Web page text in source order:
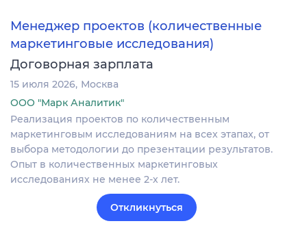
Менеджер проектов (количественные
маркетинговые исследования)
Договорная зарплата
15 июля 2026 Москва
ООО "Марк Аналитик"
Реализация проектов по количественным
маркетинговым исследованиям на всех этапах, от
выбора методологии до презентации результатов.
Опыт в количественных маркетинговых
исследованиях не менее 2-х лет.
Откликнуться